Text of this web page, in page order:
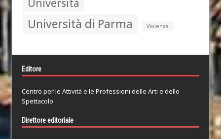
Università di Parma Violenza
Editore
Centro per le Attività e le Professioni delle Arti e dello
Spettacolo
Direttore editoriale